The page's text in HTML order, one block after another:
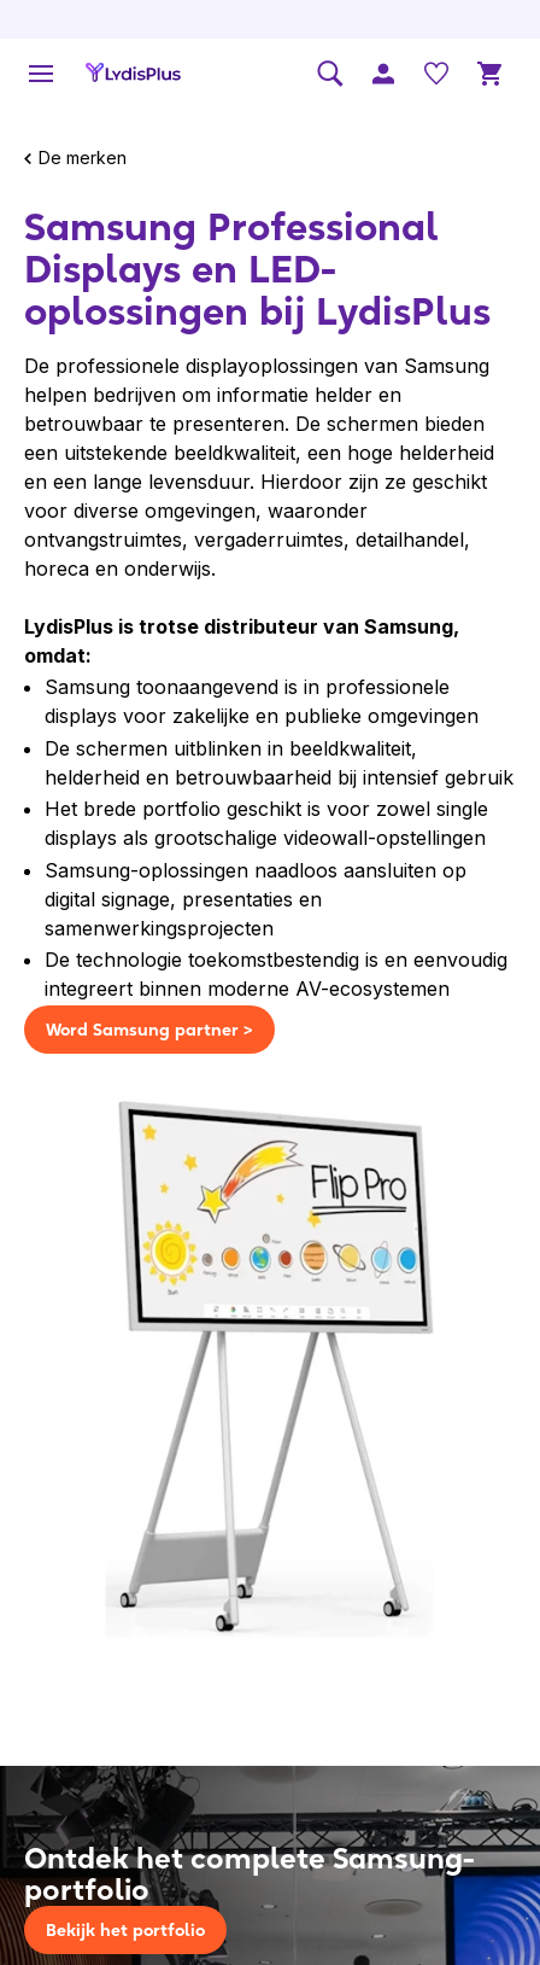
De merken
Samsung Professional
Displays en LED-
oplossingen bij LydisPlus
De professionele displayoplossingen van Samsung
helpen bedrijven om informatie helder en
betrouwbaar te presenteren. De schermen bieden
een uitstekende beeldkwaliteit, een hoge helderheid
en een lange levensduur. Hierdoor zijn ze geschikt
voor diverse omgevingen, waaronder
ontvangstruimtes, vergaderruimtes, detailhandel,
horeca en onderwijs.
LydisPlus is trotse distributeur van Samsung,
omdat:
Samsung toonaangevend is in professionele
displays voor zakelijke en publieke omgevingen
De schermen uitblinken in beeldkwaliteit,
helderheid en betrouwbaarheid bij intensief gebruik
Het brede portfolio geschikt is voor zowel single
displays als grootschalige videowall-opstellingen
Samsung-oplossingen naadloos aansluiten op
digital signage, presentaties en
samenwerkingsprojecten
De technologie toekomstbestendig is en eenvoudig
integreert binnen moderne AV-ecosystemen
Word Samsung partner >
Ontdek het complete Samsung-
portfolio
Bekijk het portfolio